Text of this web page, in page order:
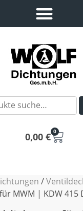
0,00 € 0
/
MWM | KDW 415